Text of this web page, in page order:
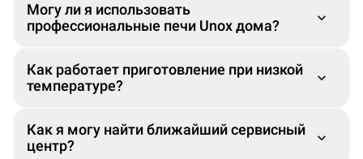
™
Могу ли я использовать
профессиональные печи Unox дома?
Как работает приготовление при низкой
температуре?
Как я могу найти ближайший сервисный
центр?